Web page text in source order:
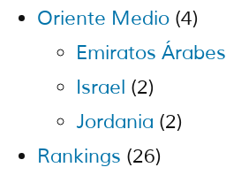
Oriente Medio (4)
Emiratos Árabes
Israel (2)
Jordania (2)
Rankings (26)